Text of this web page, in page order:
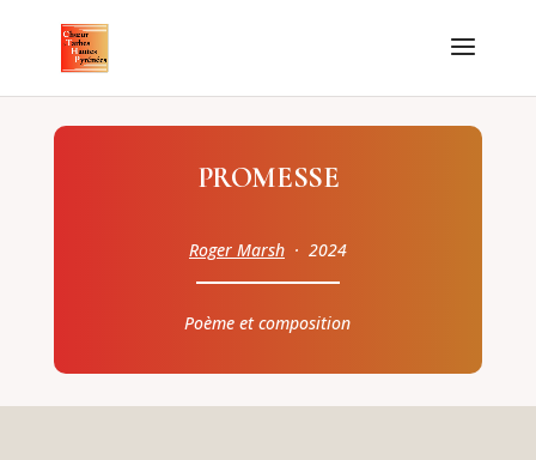
PROMESSE
Roger Marsh· 2024
Poème et composition